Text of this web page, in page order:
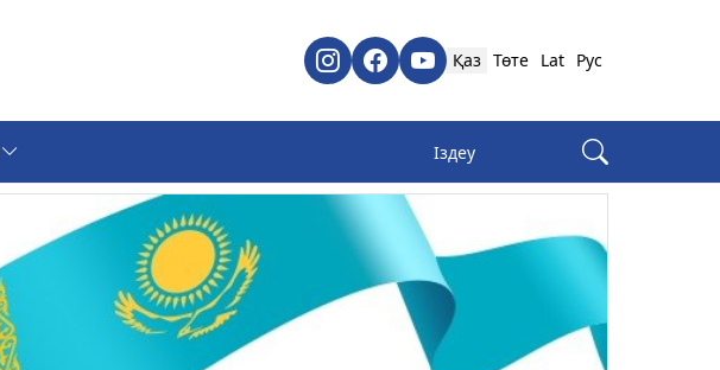
Қаз Төте Lat Рус